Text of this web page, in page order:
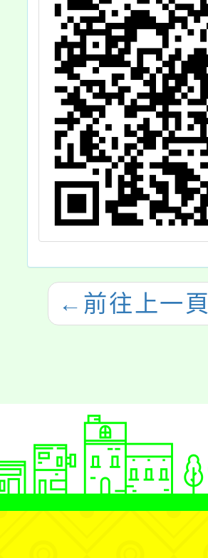
← 前往上一頁